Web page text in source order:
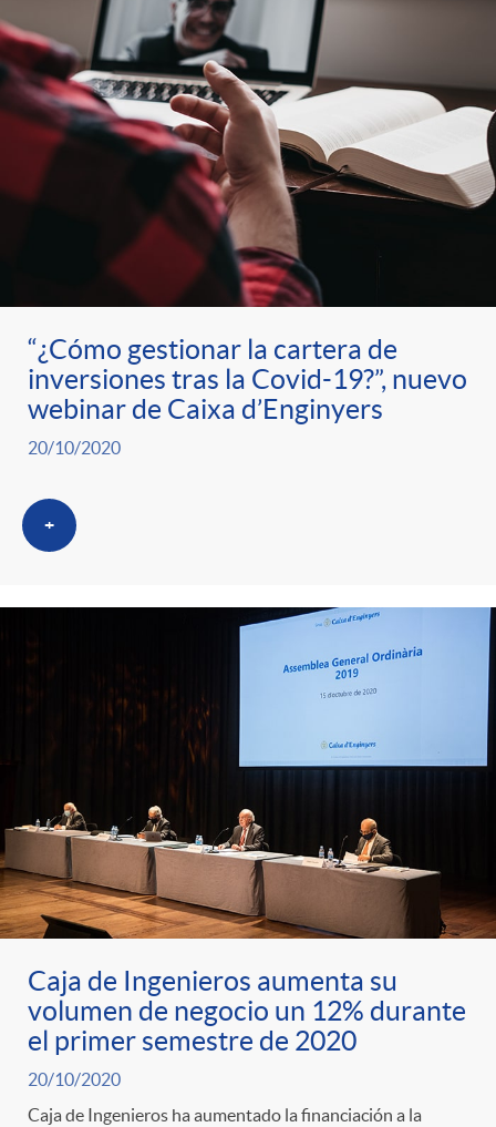
“¿Cómo gestionar la cartera de
inversiones tras la Covid-19?”, nuevo
webinar de Caixa d’Enginyers
20/10/2020
+
Caja de Ingenieros aumenta su
volumen de negocio un 12% durante
el primer semestre de 2020
20/10/2020
Caja de Ingenieros ha aumentado la financiación a la